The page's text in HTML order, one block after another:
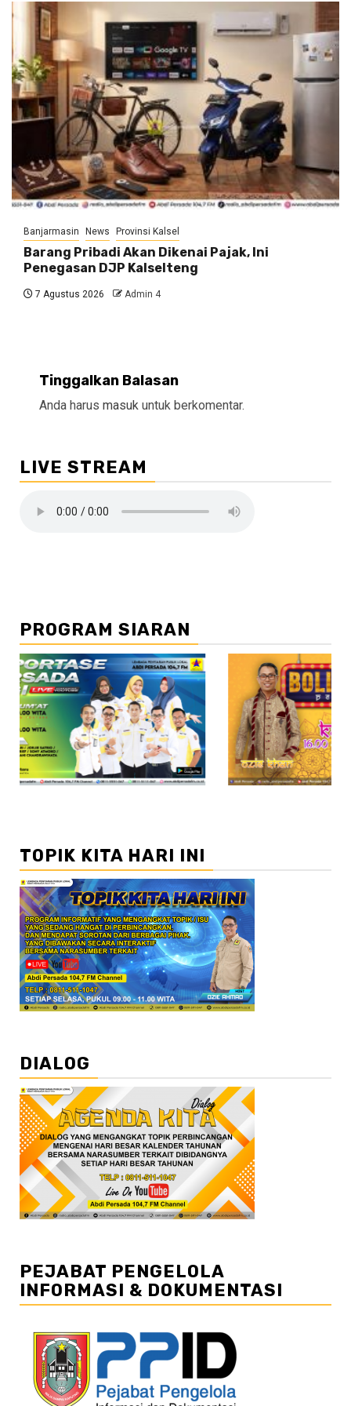
Banjarmasin News Provinsi Kalsel
Barang Pribadi Akan Dikenai Pajak, Ini
Penegasan DJP Kalselteng
7 Agustus 2026 Admin 4
Tinggalkan Balasan
Anda harus masuk untuk berkomentar.
LIVE STREAM
PROGRAM SIARAN
//2
TOPIK KITA HARI INI
DIALOG
PEJABAT PENGELOLA
INFORMASI & DOKUMENTASI